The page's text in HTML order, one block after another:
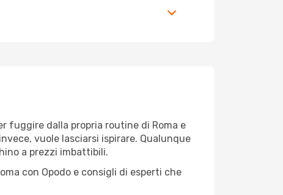
fuggire dalla propria routine di Roma e
vuole lasciarsi ispirare. Qualunque
a prezzi imbattibili.
con Opodo e consigli di esperti che